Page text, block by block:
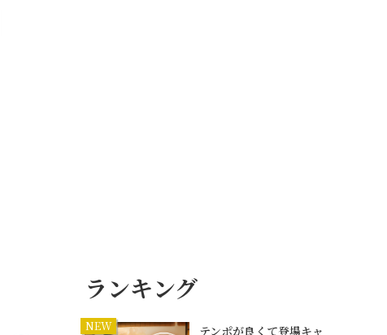
ランキング
NEW
テンポが良くて登場キャ